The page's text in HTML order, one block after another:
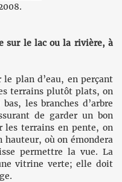
sur le lac ou la rivière, à
plan d’eau, en perçant
terrains plutôt plats, on
les branches d’arbre
de garder un bon
les terrains en pente, on
hauteur, où on émondera
permettre la vue. La
vitrine verte; elle doit